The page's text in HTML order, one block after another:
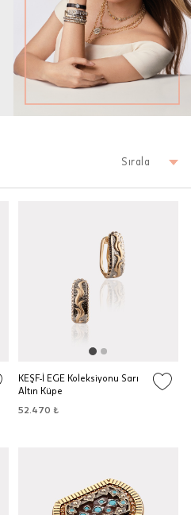
Sırala
KEŞF-İ EGE Koleksiyonu Sarı
Altın Küpe
52.470 ₺